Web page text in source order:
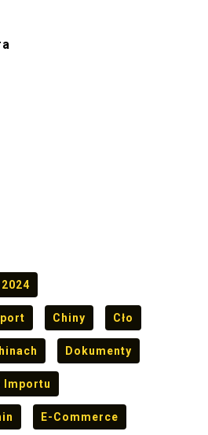
2024
Chiny Cło
Dokumenty
Importu
E-Commerce